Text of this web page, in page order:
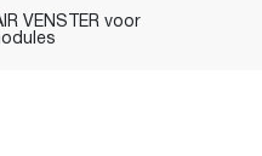
VENSTER voor